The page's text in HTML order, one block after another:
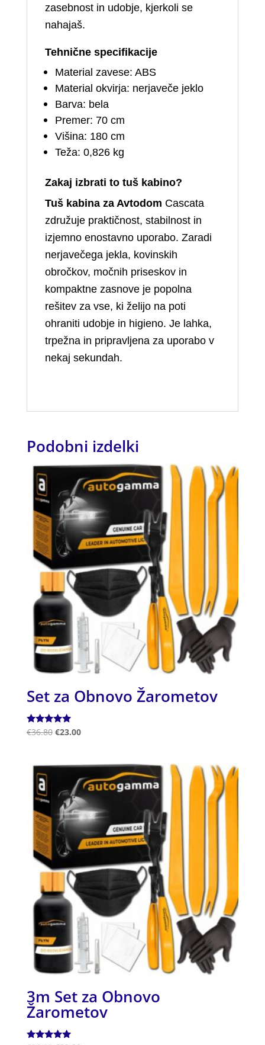
zasebnost in udobje, kjerkoli se
nahajaš.
Tehnične specifikacije
Material zavese: ABS
Material okvirja: nerjaveče jeklo
Barva: bela
Premer: 70 cm
Višina: 180 cm
Teža: 0,826 kg
Zakaj izbrati to tuš kabino?
Tuš kabina za Avtodom Cascata
združuje praktičnost, stabilnost in
izjemno enostavno uporabo. Zaradi
nerjavečega jekla, kovinskih
obročkov, močnih priseskov in
kompaktne zasnove je popolna
rešitev za vse, ki želijo na poti
ohraniti udobje in higieno. Je lahka,
trpežna in pripravljena za uporabo v
nekaj sekundah.
Podobni izdelki
Set za Obnovo Žarometov
Ocenjeno
€36.80 €23.00
3m Set za Obnovo
Žarometov